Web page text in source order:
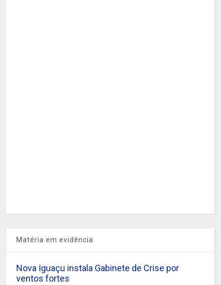
Matéria em evidência
Nova Iguaçu instala Gabinete de Crise por
ventos fortes